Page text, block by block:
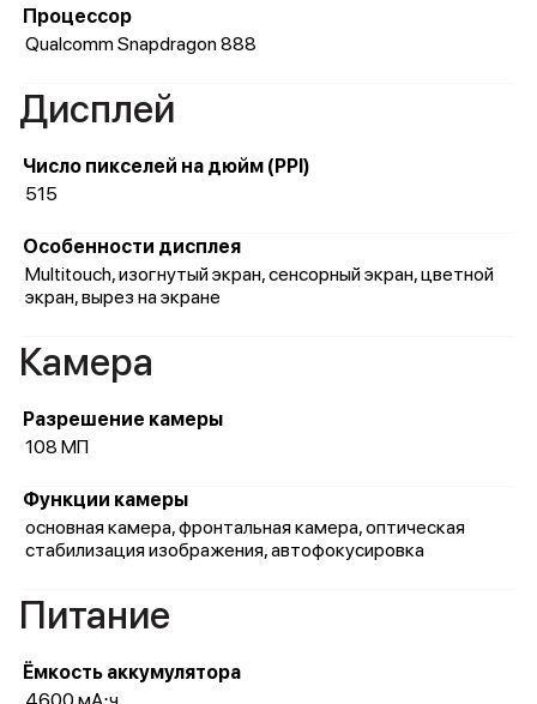
Процессор
Qualcomm Snapdragon 888
Дисплей
Число пикселей на дюйм (PPI)
515
Особенности дисплея
Multitouch, изогнутый экран, сенсорный экран, цветной
экран, вырез на экране
Камера
Разрешение камеры
108 МП
Функции камеры
основная камера, фронтальная камера, оптическая
стабилизация изображения, автофокусировка
Питание
Ёмкость аккумулятора